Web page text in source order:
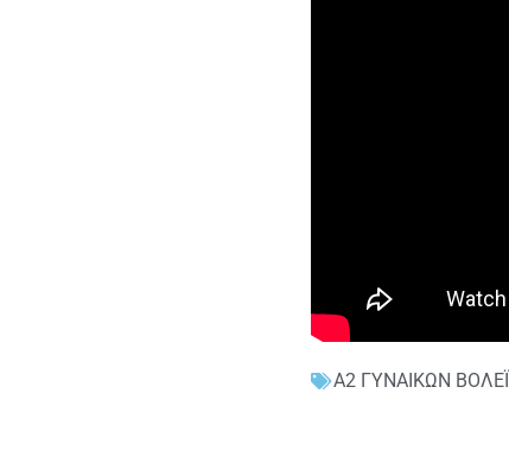
Α2 ΓΥΝΑΙΚΩΝ ΒΟΛΕΪ